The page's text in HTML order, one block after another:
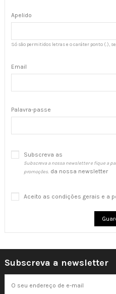
Apelido
Só são permitidos letras e o caráter ponto (.),
Email
Palavra-passe
Subscreva as
Subscreva a nossa newsletter e fique a
promoções. da nossa newsletter
Aceito as condições gerais e a
Subscreva a newsletter